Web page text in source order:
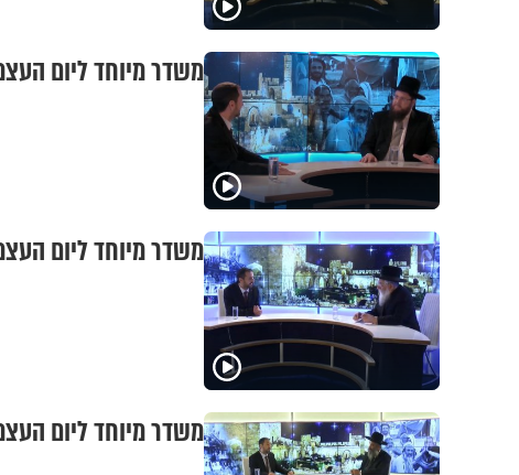
משדר מיוחד ליום
משדר מיוחד ליום
משדר מיוחד ליום